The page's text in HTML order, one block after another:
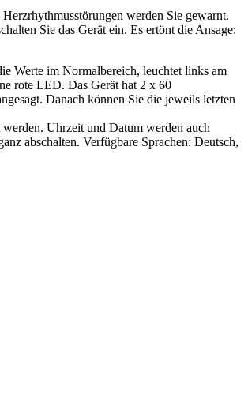
werden Sie gewarnt.
Sie das Gerät ein. Es ertönt die Ansage:
Werte im Normalbereich, leuchtet links am
rote LED. Das Gerät hat 2 x 60
Danach können Sie die jeweils letzten
Uhrzeit und Datum werden auch
abschalten. Verfügbare Sprachen: Deutsch,